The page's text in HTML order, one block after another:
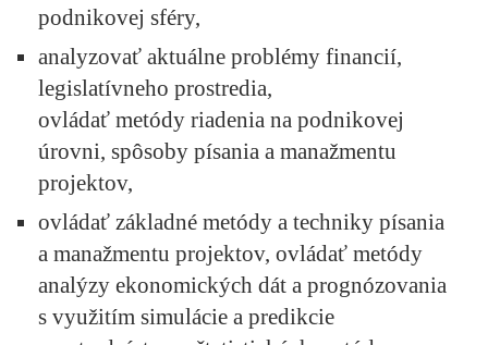
podnikovej sféry,
analyzovať aktuálne problémy financií,
legislatívneho prostredia,
ovládať metódy riadenia na podnikovej
úrovni, spôsoby písania a manažmentu
projektov,
ovládať základné metódy a techniky písania
a manažmentu projektov, ovládať metódy
analýzy ekonomických dát a prognózovania
s využitím simulácie a predikcie